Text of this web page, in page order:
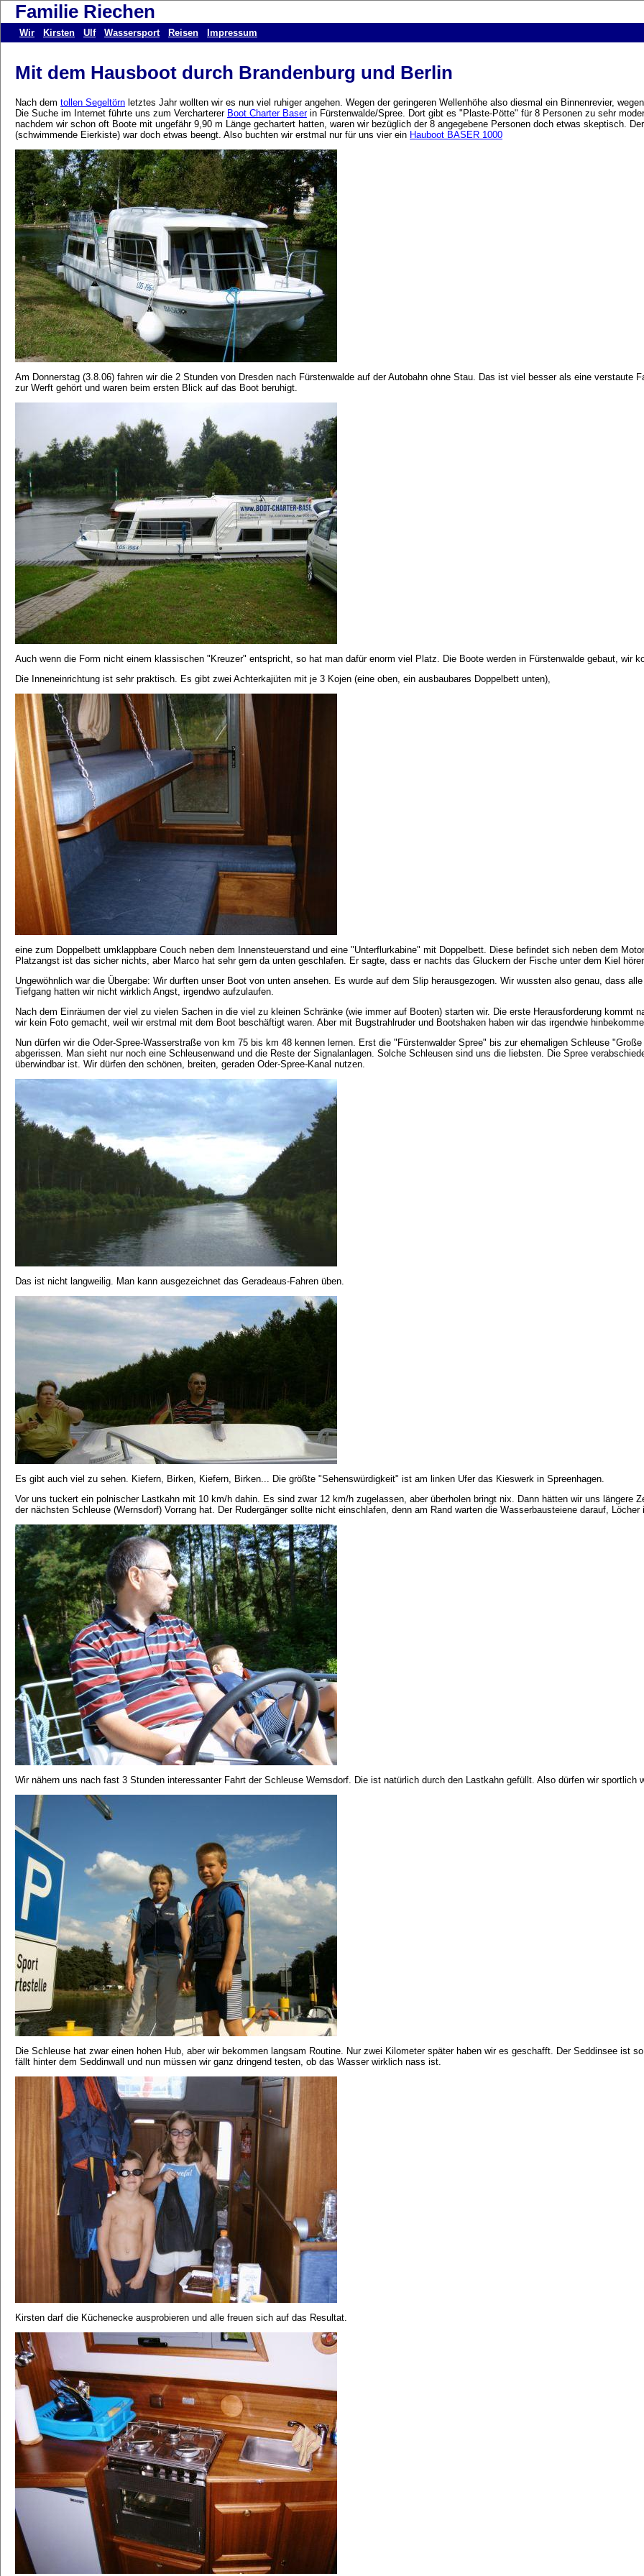
Familie Riechen
Wir Kirsten Ulf Wassersport Reisen Impressum
Mit dem Hausboot durch Brandenburg und Berlin
Nach dem tollen Segeltörn letztes Jahr wollten wir es nun viel ruhiger angehen. Wegen der geringeren Wellenhöhe also diesmal ein Binnenrevier,
Die Suche im Internet führte uns zum Vercharterer Boot Charter Baserin Fürstenwalde/Spree. Dort gibt es "Plaste-Pötte" für 8 Personen zu sehr
nachdem wir schon oft Boote mit ungefähr 9,90 m Länge gechartert hatten, waren wir bezüglich der 8 angegebene Personen doch etwas skeptisch.
(schwimmende Eierkiste) war doch etwas beengt. Also buchten wir erstmal nur für uns vier ein Hauboot BASER 1000
Am Donnerstag (3.8.06) fahren wir die 2 Stunden von Dresden nach Fürstenwalde auf der Autobahn ohne Stau. Das ist viel besser als eine verstaute
zur Werft gehört und waren beim ersten Blick auf das Boot beruhigt.
Auch wenn die Form nicht einem klassischen "Kreuzer" entspricht, so hat man dafür enorm viel Platz. Die Boote werden in Fürstenwalde gebaut, wir
Die Inneneinrichtung ist sehr praktisch. Es gibt zwei Achterkajüten mit je 3 Kojen (eine oben, ein ausbaubares Doppelbett unten),
eine zum Doppelbett umklappbare Couch neben dem Innensteuerstand und eine "Unterflurkabine" mit Doppelbett. Diese befindet sich neben dem
Platzangst ist das sicher nichts, aber Marco hat sehr gern da unten geschlafen. Er sagte, dass er nachts das Gluckern der Fische unter dem Kiel
Ungewöhnlich war die Übergabe: Wir durften unser Boot von unten ansehen. Es wurde auf dem Slip herausgezogen. Wir wussten also genau, dass
Tiefgang hatten wir nicht wirklich Angst, irgendwo aufzulaufen.
Nach dem Einräumen der viel zu vielen Sachen in die viel zu kleinen Schränke (wie immer auf Booten) starten wir. Die erste Herausforderung kommt
wir kein Foto gemacht, weil wir erstmal mit dem Boot beschäftigt waren. Aber mit Bugstrahlruder und Bootshaken haben wir das irgendwie
Nun dürfen wir die Oder-Spree-Wasserstraße von km 75 bis km 48 kennen lernen. Erst die "Fürstenwalder Spree" bis zur ehemaligen Schleuse
abgerissen. Man sieht nur noch eine Schleusenwand und die Reste der Signalanlagen. Solche Schleusen sind uns die liebsten. Die Spree
überwindbar ist. Wir dürfen den schönen, breiten, geraden Oder-Spree-Kanal nutzen.
Das ist nicht langweilig. Man kann ausgezeichnet das Geradeaus-Fahren üben.
Es gibt auch viel zu sehen. Kiefern, Birken, Kiefern, Birken... Die größte "Sehenswürdigkeit" ist am linken Ufer das Kieswerk in Spreenhagen.
Vor uns tuckert ein polnischer Lastkahn mit 10 km/h dahin. Es sind zwar 12 km/h zugelassen, aber überholen bringt nix. Dann hätten wir uns längere
der nächsten Schleuse (Wernsdorf) Vorrang hat. Der Rudergänger sollte nicht einschlafen, denn am Rand warten die Wasserbausteiene darauf, Löcher
Wir nähern uns nach fast 3 Stunden interessanter Fahrt der Schleuse Wernsdorf. Die ist natürlich durch den Lastkahn gefüllt. Also dürfen wir sportlich
Die Schleuse hat zwar einen hohen Hub, aber wir bekommen langsam Routine. Nur zwei Kilometer später haben wir es geschafft. Der Seddinsee ist
fällt hinter dem Seddinwall und nun müssen wir ganz dringend testen, ob das Wasser wirklich nass ist.
Kirsten darf die Küchenecke ausprobieren und alle freuen sich auf das Resultat.